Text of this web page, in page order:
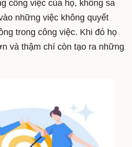
công việc của họ, không sa
những việc không quyết
trong công việc. Khi đó họ
và thậm chí còn tạo ra những